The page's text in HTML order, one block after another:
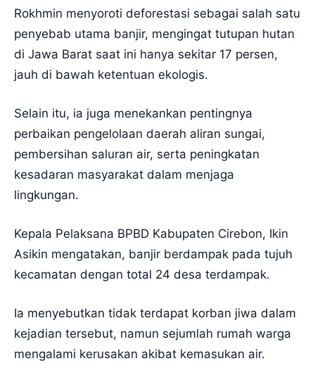
Rokhmin menyoroti deforestasi sebagai salah satu
penyebab utama banjir, mengingat tutupan hutan
di Jawa Barat saat ini hanya sekitar 17 persen,
jauh di bawah ketentuan ekologis.
Selain itu, ia juga menekankan pentingnya
perbaikan pengelolaan daerah aliran sungai,
pembersihan saluran air, serta peningkatan
kesadaran masyarakat dalam menjaga
lingkungan.
Kepala Pelaksana BPBD Kabupaten Cirebon, Ikin
Asikin mengatakan, banjir berdampak pada tujuh
kecamatan dengan total 24 desa terdampak.
Ia menyebutkan tidak terdapat korban jiwa dalam
kejadian tersebut, namun sejumlah rumah warga
mengalami kerusakan akibat kemasukan air.